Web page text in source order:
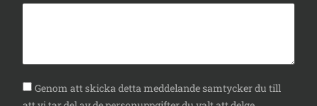
Genom att skicka detta meddelande samtycker du till